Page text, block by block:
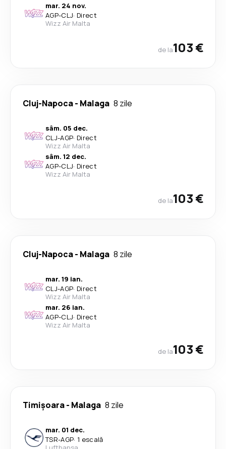
mar. 24 nov.
AGP-CLJ· Direct
Wizz Air Malta
de la103 €
Cluj-Napoca- Malaga 8 zile
sâm. 05 dec.
CLJ-AGP· Direct
Wizz Air Malta
sâm. 12 dec.
AGP-CLJ· Direct
Wizz Air Malta
de la103 €
Cluj-Napoca- Malaga 8 zile
mar. 19 ian.
CLJ-AGP· Direct
Wizz Air Malta
mar. 26 ian.
AGP-CLJ· Direct
Wizz Air Malta
de la103 €
Timișoara- Malaga 8 zile
mar. 01 dec.
TSR-AGP· 1 escală